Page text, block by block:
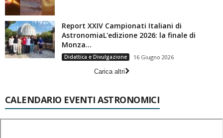
Report XXIV Campionati Italiani di
AstronomiaL'edizione 2026: la finale di
Monza...
Didattica e Divulgazione
16 Giugno 2026
Carica altri
CALENDARIO EVENTI ASTRONOMICI